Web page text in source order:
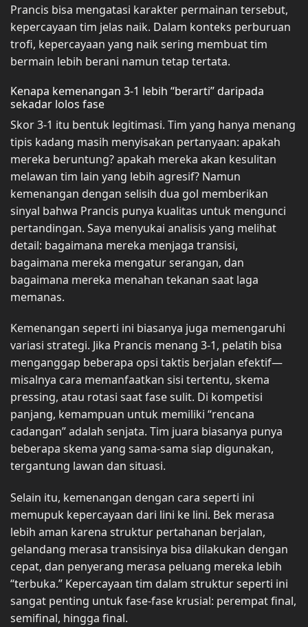
Prancis bisa mengatasi karakter permainan tersebut,
kepercayaan tim jelas naik. Dalam konteks perburuan
trofi, kepercayaan yang naik sering membuat tim
bermain lebih berani namun tetap tertata.
Kenapa kemenangan 3-1 lebih “berarti” daripada
sekadar lolos fase
Skor 3-1 itu bentuk legitimasi. Tim yang hanya menang
tipis kadang masih menyisakan pertanyaan: apakah
mereka beruntung? apakah mereka akan kesulitan
melawan tim lain yang lebih agresif? Namun
kemenangan dengan selisih dua gol memberikan
sinyal bahwa Prancis punya kualitas untuk mengunci
pertandingan. Saya menyukai analisis yang melihat
detail: bagaimana mereka menjaga transisi,
bagaimana mereka mengatur serangan, dan
bagaimana mereka menahan tekanan saat laga
memanas.
Kemenangan seperti ini biasanya juga memengaruhi
variasi strategi. Jika Prancis menang 3-1, pelatih bisa
menganggap beberapa opsi taktis berjalan efektif—
misalnya cara memanfaatkan sisi tertentu, skema
pressing, atau rotasi saat fase sulit. Di kompetisi
panjang, kemampuan untuk memiliki “rencana
cadangan” adalah senjata. Tim juara biasanya punya
beberapa skema yang sama-sama siap digunakan,
tergantung lawan dan situasi.
Selain itu, kemenangan dengan cara seperti ini
memupuk kepercayaan dari lini ke lini. Bek merasa
lebih aman karena struktur pertahanan berjalan,
gelandang merasa transisinya bisa dilakukan dengan
cepat, dan penyerang merasa peluang mereka lebih
“terbuka.” Kepercayaan tim dalam struktur seperti ini
sangat penting untuk fase-fase krusial: perempat final,
semifinal, hingga final.